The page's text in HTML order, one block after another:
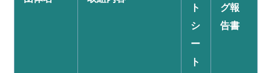
ト
シ
ー
ト
グ報
告書